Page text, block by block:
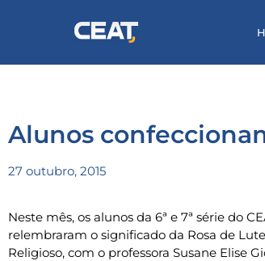
Alunos
27 outubro, 2015
Neste mês, os alunos da 6ª e 7ª série do
relembraram o significado da Rosa de
Religioso, com o professora Susane Elise